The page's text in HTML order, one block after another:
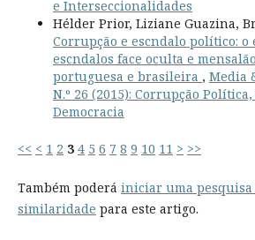
e Interseccionalidades
Hélder Prior, Liziane Guazina,
Corrupção e escndalo político:
escndalos face oculta e
portuguesa e brasileira , Media
N.º 26 (2015): Corrupção
Democracia
<< < 1 2 3 4 5 6 7 8 9 10 11 > >>
Também poderá iniciar uma pesquisa
similaridade para este artigo.